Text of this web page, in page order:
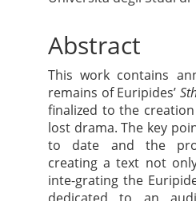
principale
dell'articolo
Abstract
This work contains
remains of Euripides’
finalized to the
lost drama. The key
to date and the
creating a text not
inte-grating the